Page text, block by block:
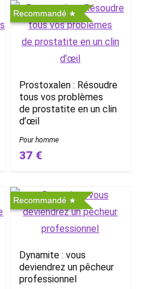
Recommandé
Prostoxalen : Résoudre
tous vos problèmes
de prostatite en un clin
d’œil
Pour homme
37 €
Recommandé
Dynamite : vous
deviendrez un pêcheur
professionnel